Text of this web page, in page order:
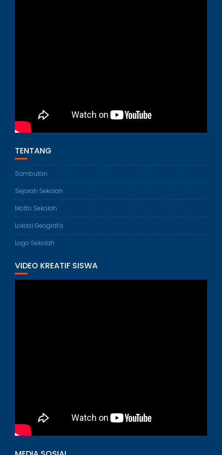
TENTANG
Sambutan
Sejarah Sekolah
Motto Sekolah
Lokasi Geografis
Logo Sekolah
VIDEO KREATIF SISWA